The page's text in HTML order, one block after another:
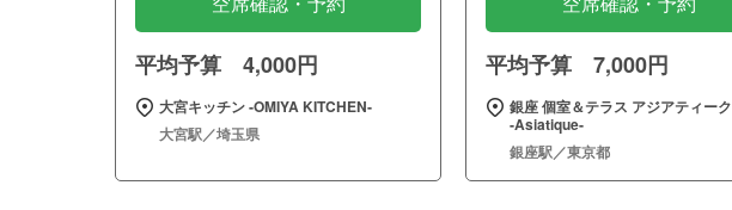
平均予算 4,000円
大宮キッチン ‐OMIYA KITCHEN‐
大宮駅／埼玉県
平均予算 7,000円
銀座 個室＆テラス アジアティーク
‐Asiatique‐
銀座駅／東京都